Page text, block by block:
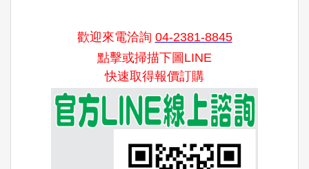
歡迎來電洽詢 04-2381-8845
點擊或掃描下圖LINE
快速取得報價訂購